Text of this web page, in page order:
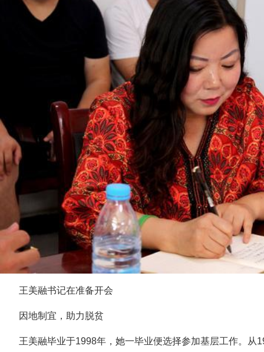
王美融书记在准备开会
因地制宜，助力脱贫
王美融毕业于1998年，她一毕业便选择参加基层工作。从